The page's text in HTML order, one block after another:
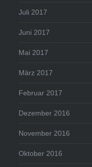
Juli 2017
Juni 2017
Mai 2017
März 2017
Februar 2017
Dezember 2016
November 2016
Oktober 2016